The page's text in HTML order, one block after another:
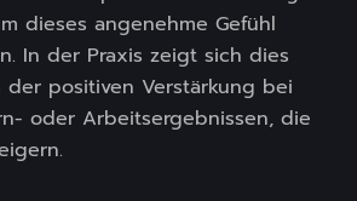
dieses angenehme Gefühl
In der Praxis zeigt sich dies
der positiven Verstärkung bei
oder Arbeitsergebnissen, die